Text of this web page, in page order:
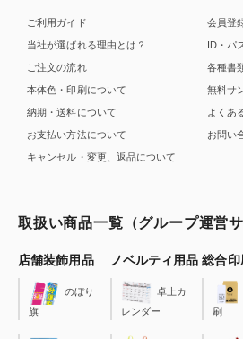
ご利用ガイド
当社が選ばれる理由とは？
ご注文の流れ
本体色・印刷について
納期・送料について
お支払い方法について
キャンセル・変更、返品について
会員登
ID・パ
各種書
無料サ
よくあ
お問い
取扱い商品一覧（グループ運営サ
店舗装飾用品
のぼり
旗
ノベルティ用品
卓上カ
レンダー
総合印
刷